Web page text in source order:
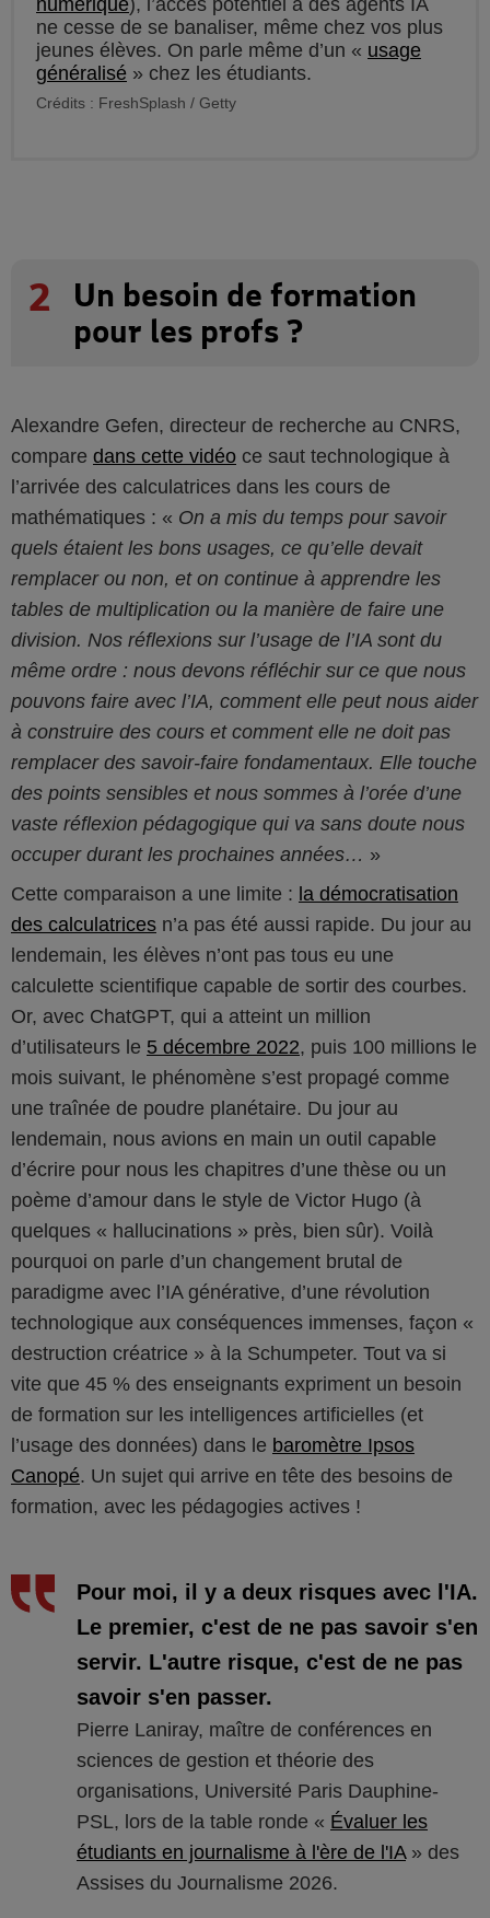
ne cesse de se banaliser, même chez vos plus
jeunes élèves. On parle même d’un « usage
généralisé » chez les étudiants.
Crédits : FreshSplash / Getty
2
Un besoin de formation
pour les profs ?
Alexandre Gefen, directeur de recherche au CNRS,
compare dans cette vidéo ce saut technologique à
l’arrivée des calculatrices dans les cours de
mathématiques :
On a mis du temps pour savoir
quels étaient les bons usages, ce qu’elle devait
remplacer ou non, et on continue à apprendre les
tables de multiplication ou la manière de faire une
division. Nos réflexions sur l’usage de l’IA sont du
même ordre : nous devons réfléchir sur ce que nous
pouvons faire avec l’IA, comment elle peut nous aider
à construire des cours et comment elle ne doit pas
remplacer des savoir-faire fondamentaux. Elle touche
des points sensibles et nous sommes à l’orée d’une
vaste réflexion pédagogique qui va sans doute nous
occuper durant les prochaines années…
Cette comparaison a une limite : la démocratisation
des calculatrices n’a pas été aussi rapide. Du jour au
lendemain, les élèves n’ont pas tous eu une
calculette scientifique capable de sortir des courbes.
Or, avec ChatGPT, qui a atteint un million
d’utilisateurs le 5 décembre 2022, puis 100 millions le
mois suivant, le phénomène s’est propagé comme
une traînée de poudre planétaire. Du jour au
lendemain, nous avions en main un outil capable
d’écrire pour nous les chapitres d’une thèse ou un
poème d’amour dans le style de Victor Hugo (à
quelques « hallucinations » près, bien sûr). Voilà
pourquoi on parle d’un changement brutal de
paradigme avec l’IA générative, d’une révolution
technologique aux conséquences immenses, façon «
destruction créatrice » à la Schumpeter. Tout va si
vite que 45 % des enseignants expriment un besoin
de formation sur les intelligences artificielles (et
l’usage des données) dans le baromètre Ipsos
Canopé. Un sujet qui arrive en tête des besoins de
formation, avec les pédagogies actives !
Pour moi, il y a deux risques avec l'IA.
Le premier, c'est de ne pas savoir s'en
servir. L'autre risque, c'est de ne pas
savoir s'en passer.
Pierre Laniray, maître de conférences en
sciences de gestion et théorie des
organisations, Université Paris Dauphine-
PSL, lors de la table ronde « Évaluer les
étudiants en journalisme à l'ère de l'IA» des
Assises du Journalisme 2026.